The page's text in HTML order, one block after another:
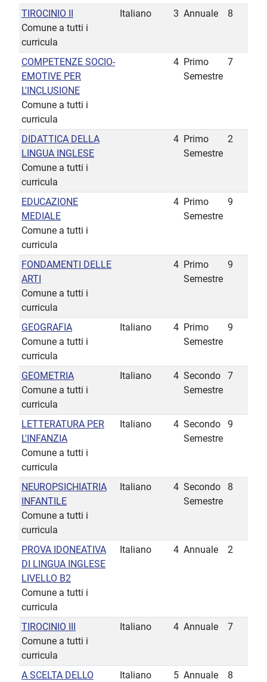
TIROCINIO II
Comune a tutti i
curricula
Italiano 3 Annuale 8
COMPETENZE SOCIO-
EMOTIVE PER
L'INCLUSIONE
Comune a tutti i
curricula
4 Primo
Semestre
7
DIDATTICA DELLA
LINGUA INGLESE
Comune a tutti i
curricula
4 Primo
Semestre
2
EDUCAZIONE
MEDIALE
Comune a tutti i
curricula
4 Primo
Semestre
9
FONDAMENTI DELLE
ARTI
Comune a tutti i
curricula
4 Primo
Semestre
9
GEOGRAFIA
Comune a tutti i
curricula
Italiano 4 Primo
Semestre
9
GEOMETRIA
Comune a tutti i
curricula
Italiano 4 Secondo
Semestre
7
LETTERATURA PER
L'INFANZIA
Comune a tutti i
curricula
Italiano 4 Secondo
Semestre
9
NEUROPSICHIATRIA
INFANTILE
Comune a tutti i
curricula
Italiano 4 Secondo
Semestre
8
PROVA IDONEATIVA
DI LINGUA INGLESE
LIVELLO B2
Comune a tutti i
curricula
Italiano 4 Annuale 2
TIROCINIO III
Comune a tutti i
curricula
Italiano 4 Annuale 7
A SCELTA DELLO
Italiano 5 Annuale 8